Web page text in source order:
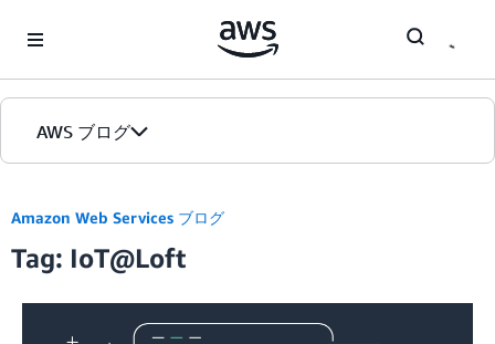
AWS ブログ
カテゴリ
エディション
Amazon Web Services ブログ
Tag: IoT@Loft